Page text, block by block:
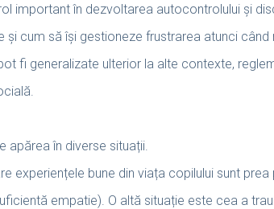
important în dezvoltarea autocontrolului și
și cum să își gestioneze frustrarea atunci
fi generalizate ulterior la alte contexte,
apărea în diverse situații.
experiențele bune din viața copilului sunt
empatie). O altă situație este cea a